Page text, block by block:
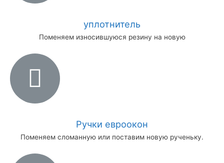
уплотнитель
Поменяем износившуюся резину на новую
Ручки евроокон
Поменяем сломанную или поставим новую рученьку.